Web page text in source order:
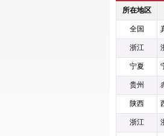
所在地区
全国
浙江
宁夏
贵州
陕西
浙江